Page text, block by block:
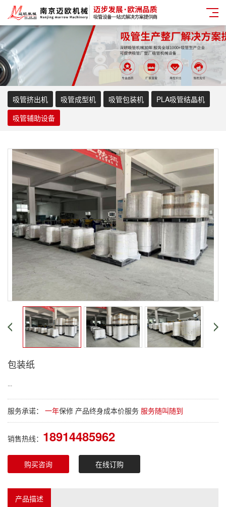
吸管挤出机 吸管成型机 吸管包装机
PLA吸管结晶机
吸管辅助设备
包装纸
...
服务承诺： 一年保修 产品终身成本价服务 服务随叫随到
销售热线： 18914485962
购买咨询 在线订购
产品描述